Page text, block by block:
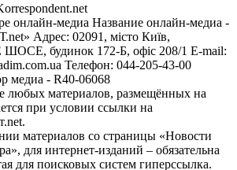
онлайн-медиа Название онлайн-медиа -
Адрес: 02091, місто Київ,
будинок 172-Б, офіс 208/1 E-mail:
Телефон: 044-205-43-00
медиа - R40-06068
любых материалов, размещённых на
при условии ссылки на
материалов со страницы «Новости
для интернет-изданий – обязательна
для поисковых систем гиперссылка.